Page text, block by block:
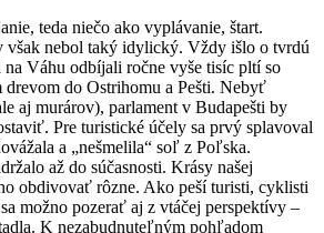
teda niečo ako vyplávanie, štart.
však nebol taký idylický. Vždy išlo o tvrdú
Váhu odbíjali ročne vyše tisíc pltí so
drevom do Ostrihomu a Pešti. Nebyť
aj murárov), parlament v Budapešti by
Pre turistické účely sa prvý splavoval
a „nešmelila“ soľ z Poľska.
až do súčasnosti. Krásy našej
obdivovať rôzne. Ako peší turisti, cyklisti
možno pozerať aj z vtáčej perspektívy –
K nezabudnuteľným pohľadom